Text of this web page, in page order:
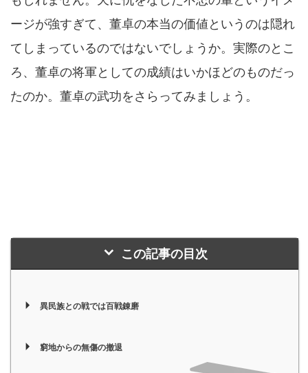
ージが強すぎて、董卓の本当の価値というのは隠れ
てしまっているのではないでしょうか。実際のとこ
ろ、董卓の将軍としての成績はいかほどのものだっ
たのか。董卓の武功をさらってみましょう。
この記事の目次
異民族との戦では百戦錬磨
窮地からの無傷の撤退